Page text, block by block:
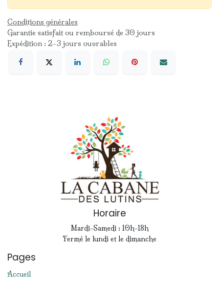
Conditions générales
Garantie satisfait ou remboursé de 30 jours
Expédition : 2-3 jours ouvrables
Horaire
Mardi-Samedi : 10h-18h
Fermé le lundi et le dimanche
Pages
Accueil